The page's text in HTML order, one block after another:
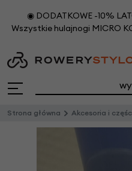
◉ DODATKOWE -10%
Wszystkie hulajnogi MICRO
Strona główna Akcesoria i